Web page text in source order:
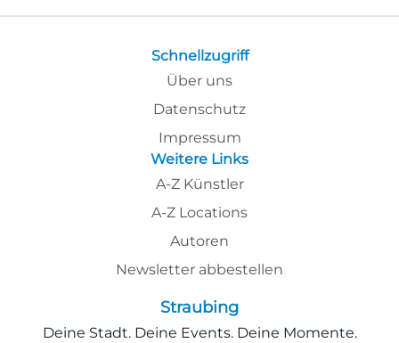
Schnellzugriff
Über uns
Datenschutz
Impressum
Weitere Links
A-Z Künstler
A-Z Locations
Autoren
Newsletter abbestellen
Straubing
Deine Stadt. Deine Events. Deine Momente.